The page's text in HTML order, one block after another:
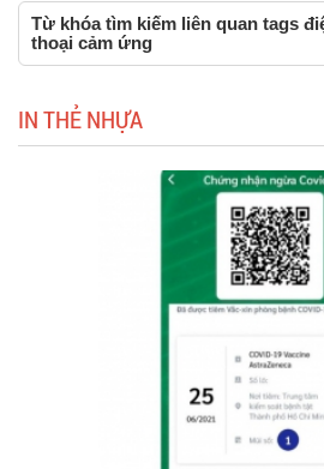
Từ khóa tìm kiếm liên quan tags
thoại cảm ứng
IN THẺ NHỰA